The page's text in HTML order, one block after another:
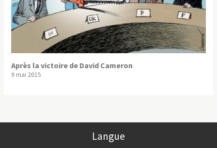
Après la victoire de David Cameron
9 mai 2015
Langue